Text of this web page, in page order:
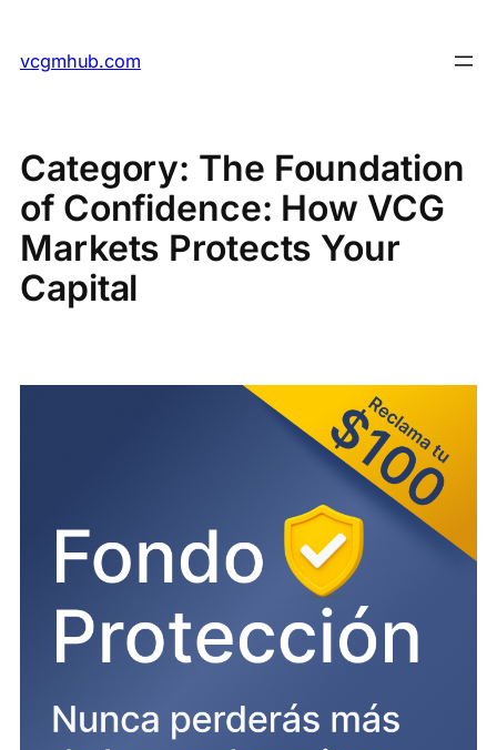
content
vcgmhub.com
Category: The Foundation
of Confidence: How VCG
Markets Protects Your
Capital